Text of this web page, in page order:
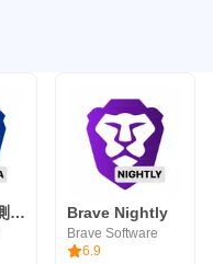
Brave Beta 測試版 Brave Nightly
Brave Software
6.9